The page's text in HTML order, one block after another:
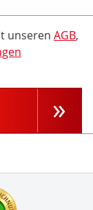
unseren AGB,